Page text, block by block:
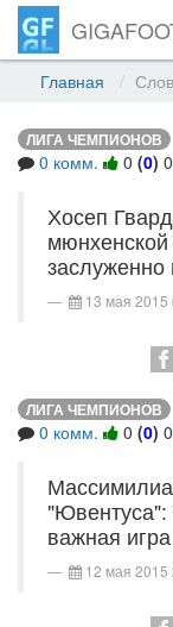
Главная
ЛИГА ЧЕМПИОНОВ
0 комм. 0 (0) 0
Хосеп
13 мая 2015
ЛИГА ЧЕМПИОНОВ
0 комм. 0 (0) 0
"Ювентуса":
важная
12 мая 2015